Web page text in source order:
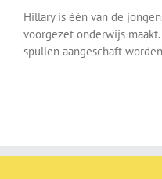
Hillary is één van de
voorgezet onderwijs
spullen aangeschaft